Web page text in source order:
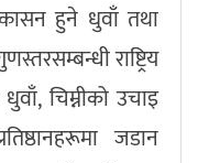
हुने धुवाँ तथा
राष्ट्रिय
चिम्नीको उचाइ
जडान